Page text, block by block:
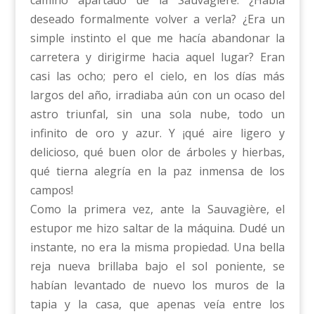
deseado formalmente volver a verla? ¿Era un
simple instinto el que me hacía abandonar la
carretera y dirigirme hacia aquel lugar? Eran
casi las ocho; pero el cielo, en los días más
largos del año, irradiaba aún con un ocaso del
astro triunfal, sin una sola nube, todo un
infinito de oro y azur. Y ¡qué aire ligero y
delicioso, qué buen olor de árboles y hierbas,
qué tierna alegría en la paz inmensa de los
campos!
Como la primera vez, ante la Sauvagière, el
estupor me hizo saltar de la máquina. Dudé un
instante, no era la misma propiedad. Una bella
reja nueva brillaba bajo el sol poniente, se
habían levantado de nuevo los muros de la
tapia y la casa, que apenas veía entre los